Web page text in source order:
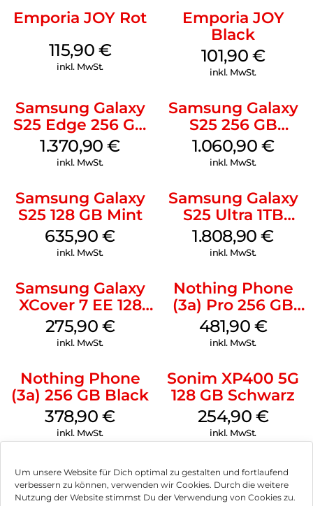
Um unsere Website für Dich optimal zu gestalten und fortlaufend
verbessern zu können, verwenden wir Cookies. Durch die weitere
Nutzung der Website stimmst Du der Verwendung von Cookies zu.
Emporia JOY Rot
115,90 €
inkl. MwSt.
Emporia JOY
Black
101,90 €
inkl. MwSt.
Samsung Galaxy
S25 Edge 256 GB
Titanium Silver
1.370,90€
inkl. MwSt.
Samsung Galaxy
S25 256 GB
Icyblue
1.060,90 €
inkl. MwSt.
Samsung Galaxy
S25 128 GB Mint
635,90€
inkl. MwSt.
Samsung Galaxy
S25 Ultra 1TB
Titanium Black
1.808,90€
inkl. MwSt.
Samsung Galaxy
XCover 7 EE 128
GB Black
275,90 €
inkl. MwSt.
Nothing Phone
(3a) Pro 256 GB
Grey
481,90 €
inkl. MwSt.
Nothing Phone
(3a) 256 GB Black
378,90€
inkl. MwSt.
Sonim XP400 5G
128 GB Schwarz
254,90 €
inkl. MwSt.